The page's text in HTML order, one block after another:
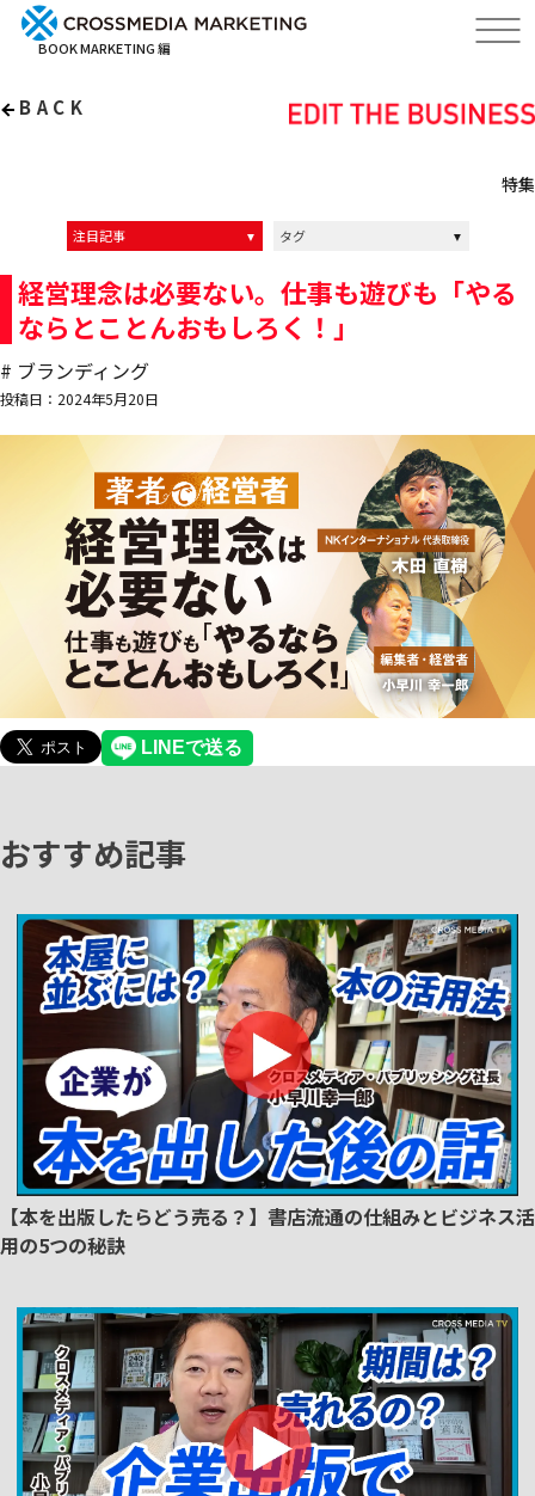
BOOK MARKETING 編
BACK
特集
注目記事
タグ
経営理念は必要ない。仕事も遊びも「やる
ならとことんおもしろく！」
# ブランディング
投稿日：2024年5月20日
おすすめ記事
【本を出版したらどう売る？】書店流通の仕組みとビジネス活
用の5つの秘訣